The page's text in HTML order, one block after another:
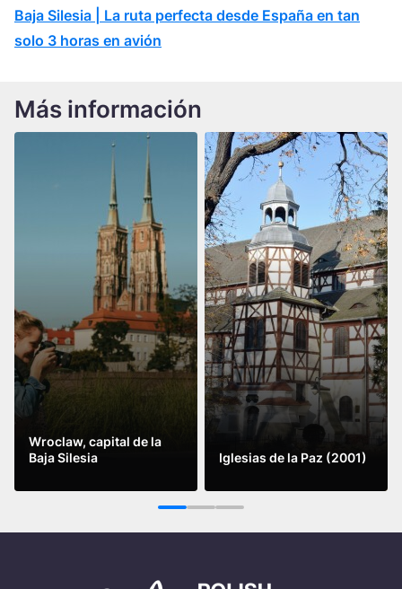
Baja Silesia | La ruta perfecta desde España en tan
solo 3 horas en avión
Más información
Wroclaw, capital de la
Baja Silesia
Leer más
Iglesias de la Paz (2001)
Leer más
1 2 3